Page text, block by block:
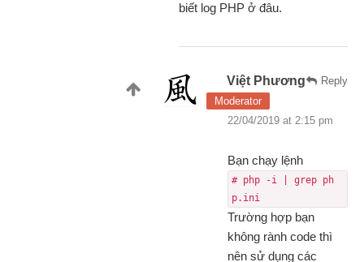
biết log PHP ở đâu.
Reply
Việt Phương
Moderator
22/04/2019 at 2:15 pm
Bạn chạy lệnh
# php -i | grep ph
p.ini
Trường hợp bạn
không rành code thì
nên sử dụng các